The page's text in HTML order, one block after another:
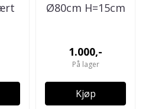
Ø80cm H=15cm
1.000,-
På lager
Kjøp